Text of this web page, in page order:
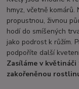
hmyz, včetně
propustnou, živnou
hodí do smíšených
jako podrost k růžím.
podpoříte další
Zasíláme v květináči
zakořeněnou